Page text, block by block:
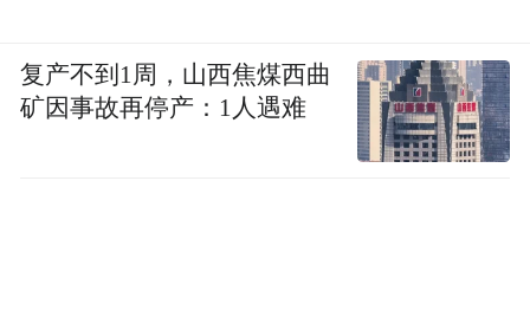
复产不到1周，山西焦煤西曲
矿因事故再停产：1人遇难